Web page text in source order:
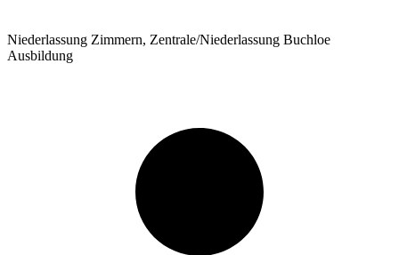
Niederlassung Zimmern, Zentrale/Niederlassung Buchloe
Ausbildung